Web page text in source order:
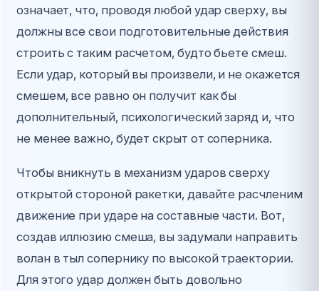
означает, что, проводя любой удар сверху, вы
должны все свои подготовительные действия
строить с таким расчетом, будто бьете смеш.
Если удар, который вы произвели, и не окажется
смешем, все равно он получит как бы
дополнительный, психологический заряд и, что
не менее важно, будет скрыт от соперника.
Чтобы вникнуть в механизм ударов сверху
открытой стороной ракетки, давайте расчленим
движение при ударе на составные части. Вот,
создав иллюзию смеша, вы задумали направить
волан в тыл сопернику по высокой траектории.
Для этого удар должен быть довольно